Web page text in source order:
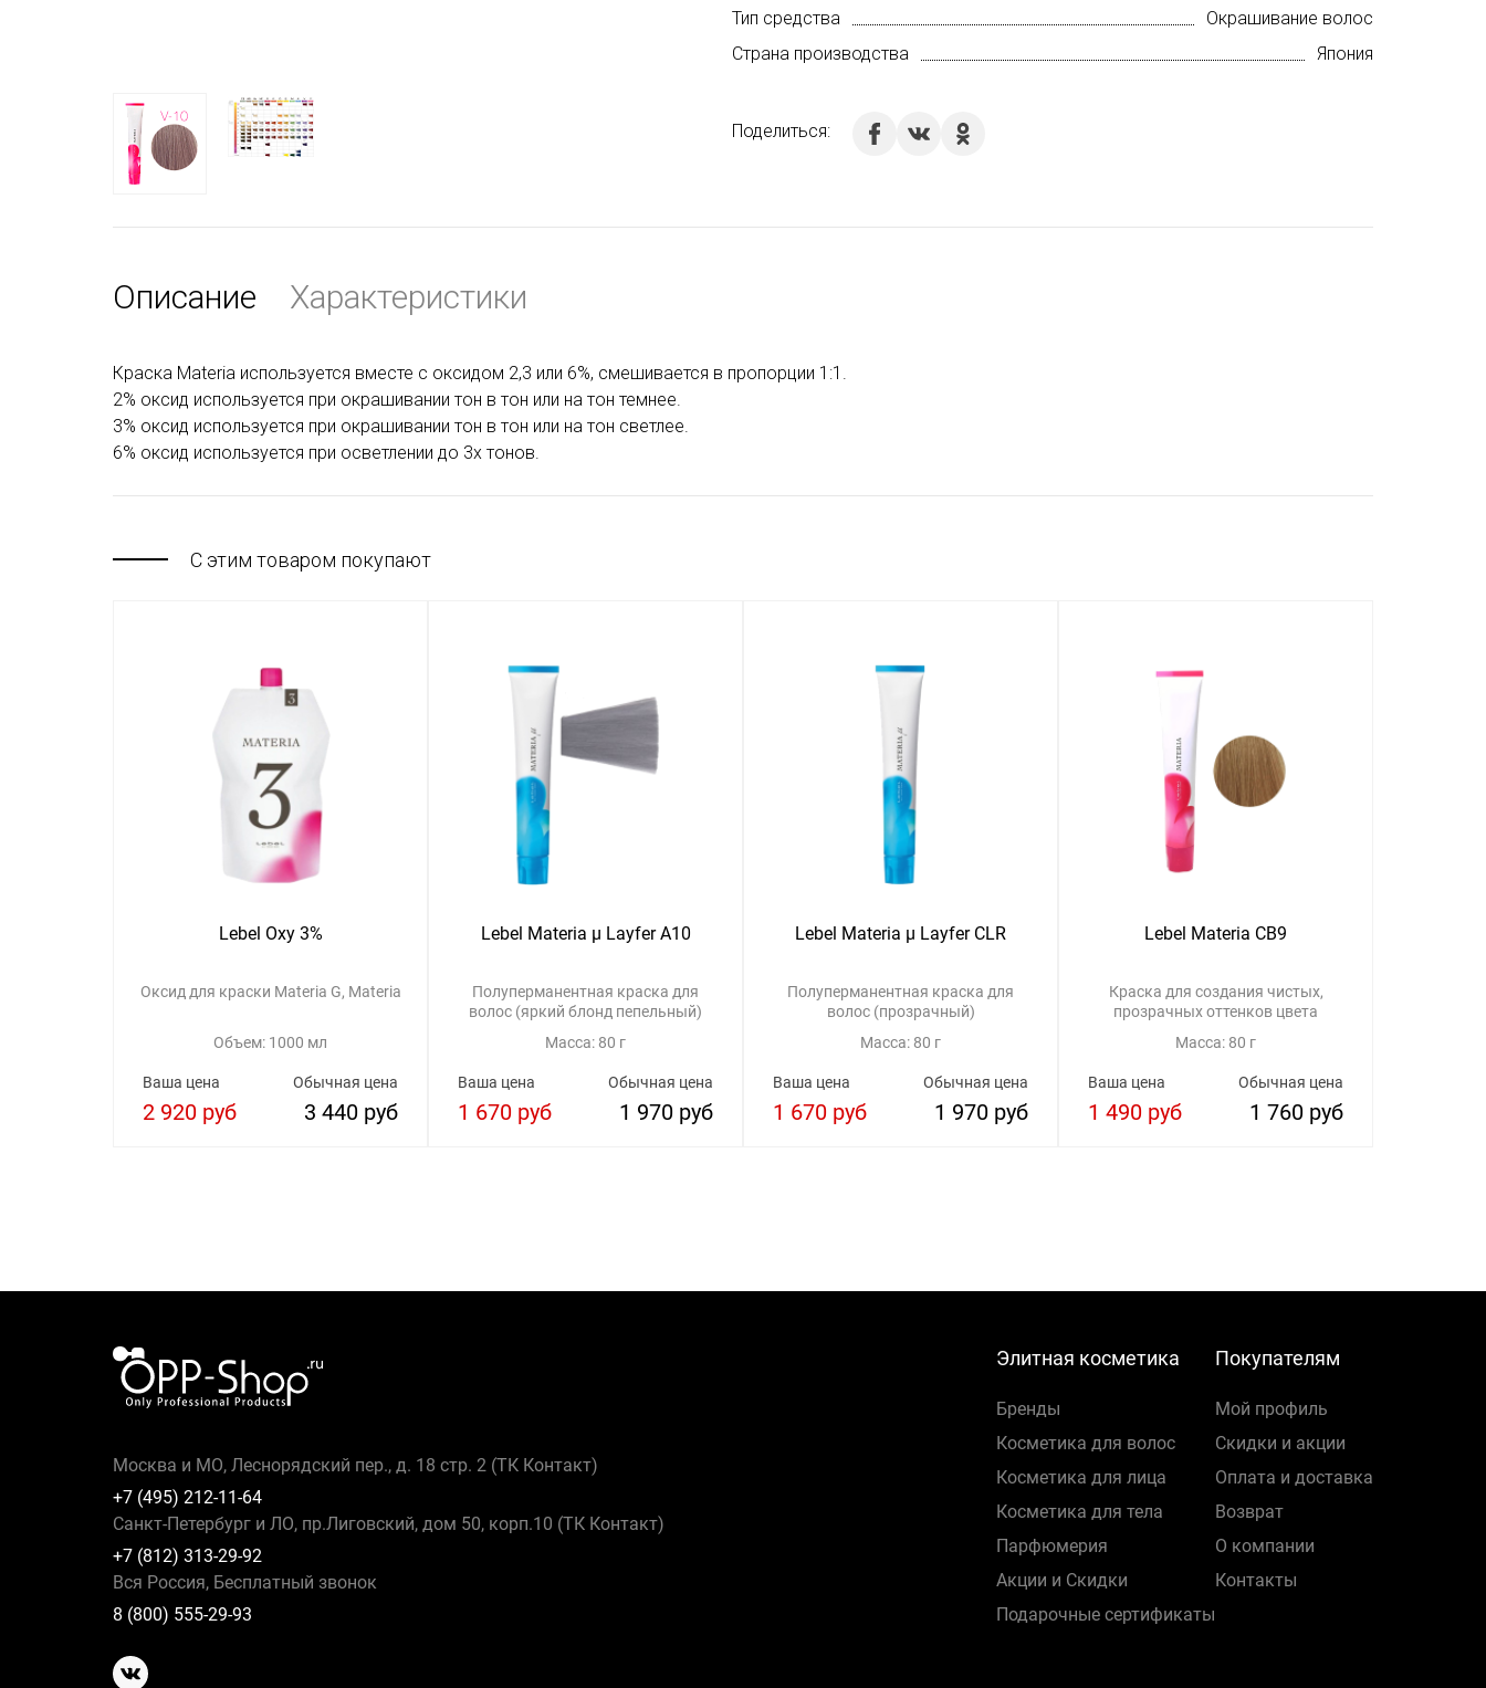
Тип средства
Окрашивание волос
Страна производства
Япония
Поделиться:
Описание Характеристики
Краска Materia используется вместе с оксидом 2,3 или 6%, смешивается в пропорции 1:1.
2% оксид используется при окрашивании тон в тон или на тон темнее.
3% оксид используется при окрашивании тон в тон или на тон светлее.
6% оксид используется при осветлении до 3х тонов.
С этим товаром покупают
Lebel Oxy 3%
Оксид для краски Materia G, Materia
Объем: 1000 мл
Обычная цена
3 440 руб
Ваша цена
2 920 руб
Lebel Materia μ Layfer A10
Полуперманентная краска для
волос (яркий блонд пепельный)
Масса: 80 г
Обычная цена
1 970 руб
Ваша цена
1 670 руб
Lebel Materia μ Layfer CLR
Полуперманентная краска для
волос (прозрачный)
Масса: 80 г
Обычная цена
1 970 руб
Ваша цена
1 670 руб
Lebel Materia CB9
Краска для создания чистых,
прозрачных оттенков цвета
Масса: 80 г
Обычная цена
1 760 руб
Ваша цена
1 490 руб
Москва и МО, Леснорядский пер., д. 18 стр. 2 (ТК Контакт)
+7 (495) 212-11-64
Санкт-Петербург и ЛО, пр.Лиговский, дом 50, корп.10 (ТК Контакт)
+7 (812) 313-29-92
Вся Россия, Бесплатный звонок
8 (800) 555-29-93
Элитная косметика
Бренды
Косметика для волос
Косметика для лица
Косметика для тела
Парфюмерия
Акции и Скидки
Подарочные сертификаты
Покупателям
Мой профиль
Скидки и акции
Оплата и доставка
Возврат
О компании
Контакты